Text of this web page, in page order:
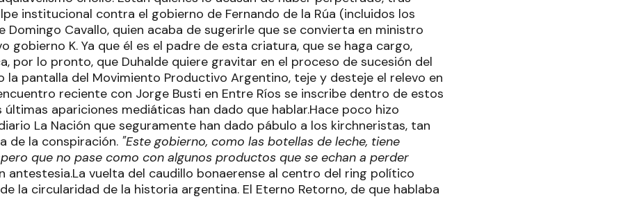
institucional contra el gobierno de Fernando de la Rúa (incluidos los
Domingo Cavallo, quien acaba de sugerirle que se convierta en ministro
gobierno K. Ya que él es el padre de esta criatura, que se haga cargo,
por lo pronto, que Duhalde quiere gravitar en el proceso de sucesión del
la pantalla del Movimiento Productivo Argentino, teje y desteje el relevo en
reciente con Jorge Busti en Entre Ríos se inscribe dentro de estos
últimas apariciones mediáticas han dado que hablar.Hace poco hizo
La Nación que seguramente han dado pábulo a los kirchneristas, tan
de la conspiración. "Este gobierno, como las botellas de leche, tiene
que no pase como con algunos productos que se echan a perder
antestesia.La vuelta del caudillo bonaerense al centro del ring político
la circularidad de la historia argentina. El Eterno Retorno, de que hablaba